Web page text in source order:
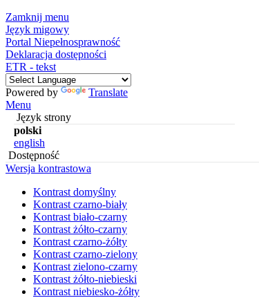
Zamknij menu
Język migowy
Portal Niepełnosprawność
Deklaracja dostępności
ETR - tekst
Powered by
Translate
Menu
Język strony
polski
english
Dostępność
Wersja kontrastowa
Kontrast domyślny
Kontrast czarno-biały
Kontrast biało-czarny
Kontrast żółto-czarny
Kontrast czarno-żółty
Kontrast czarno-zielony
Kontrast zielono-czarny
Kontrast żółto-niebieski
Kontrast niebiesko-żółty